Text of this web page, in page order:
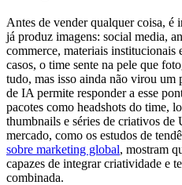
Antes de vender qualquer coisa, é
já produz imagens: social media,
commerce, materiais institucionais
casos, o time sente na pele que
tudo, mas isso ainda não virou
de IA permite responder a esse
pacotes como headshots do time,
thumbnails e séries de criativos
mercado, como os estudos de
sobre marketing global, mostram
capazes de integrar criatividade e
combinada.